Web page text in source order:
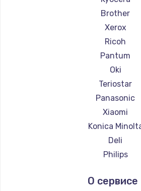
Brother
Xerox
Ricoh
Pantum
Oki
Teriostar
Panasonic
Xiaomi
Konica
Deli
Philips
Kodak
О сервисе